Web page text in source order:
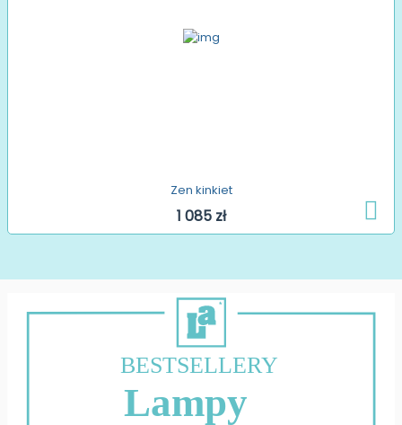
Zen kinkiet
1 085 zł
BESTSELLERY
Lampy